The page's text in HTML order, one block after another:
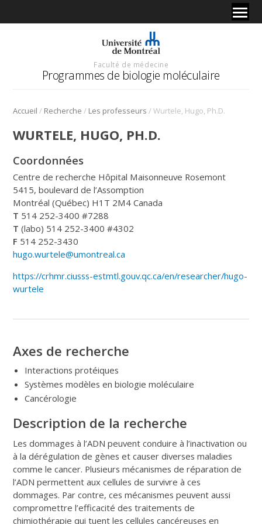
Faculté de médecine
Programmes de biologie moléculaire
Accueil / Recherche / Les professeurs /Wurtele, Hugo, Ph.D.
WURTELE, HUGO, PH.D.
Coordonnées
Centre de recherche Hôpital Maisonneuve Rosemont
5415, boulevard de l’Assomption
Montréal (Québec) H1T 2M4 Canada
T 514 252-3400 #7288
T (labo) 514 252-3400 #4302
F 514 252-3430
hugo.wurtele@umontreal.ca
https://crhmr.ciusss-estmtl.gouv.qc.ca/en/researcher/hugo-
wurtele
Axes de recherche
Interactions protéiques
Systèmes modèles en biologie moléculaire
Cancérologie
Description de la recherche
Les dommages à l’ADN peuvent conduire à l’inactivation ou
à la dérégulation de gènes et causer diverses maladies
comme le cancer. Plusieurs mécanismes de réparation de
l’ADN permettent aux cellules de survivre à ces
dommages. Par contre, ces mécanismes peuvent aussi
compromettre l’efficacité des traitements de
chimiothérapie qui tuent les cellules cancéreuses en